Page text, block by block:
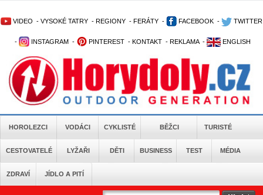
VIDEO - VYSOKÉ TATRY - REGIONY - FERÁTY - FACEBOOK - TWITTER
- INSTAGRAM - PINTEREST - KONTAKT - REKLAMA - ENGLISH
HOROLEZCI VODÁCI CYKLISTÉ BĚŽCI TURISTÉ
CESTOVATELÉ LYŽAŘI DĚTI BUSINESS TEST MÉDIA
ZDRAVÍ JÍDLO A PITÍ